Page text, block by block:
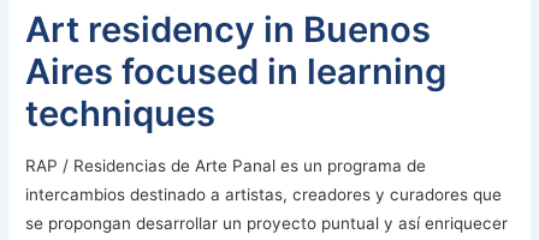
Art residency in Buenos
Aires focused in learning
techniques
RAP / Residencias de Arte Panal es un programa de
intercambios destinado a artistas, creadores y curadores que
se propongan desarrollar un proyecto puntual y así enriquecer